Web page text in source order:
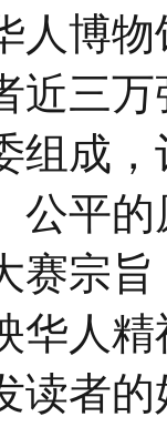
人博
近三
组成
公平
赛宗
华人
读者